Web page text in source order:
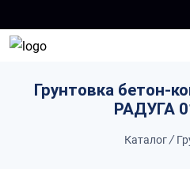
Грунтовка бетон-
РАДУГА
Каталог/